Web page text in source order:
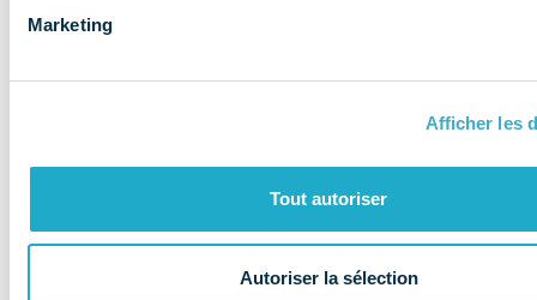
Marketing
Afficher les
Tout autoriser
Autoriser la sélection
Au coeur de la
santé dentaire